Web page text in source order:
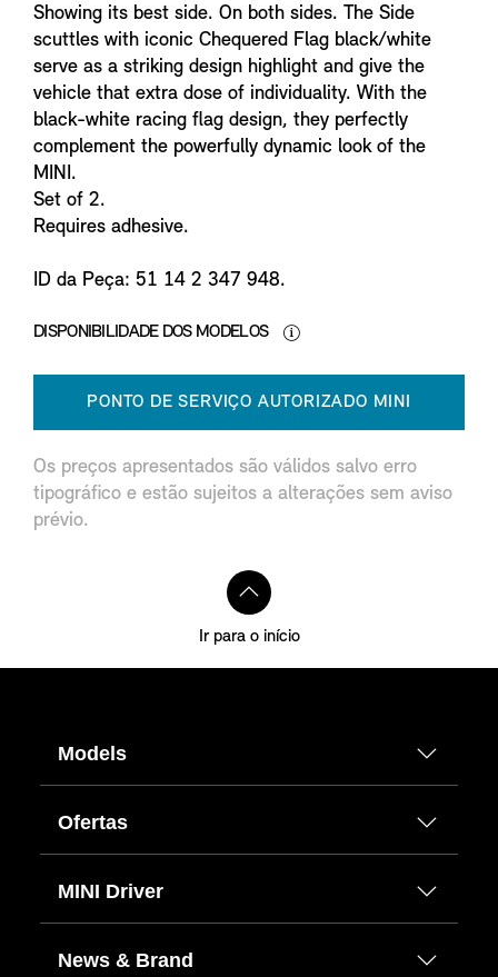
Showing its best side. On both sides. The Side
scuttles with iconic Chequered Flag black/white
serve as a striking design highlight and give the
vehicle that extra dose of individuality. With the
black-white racing flag design, they perfectly
complement the powerfully dynamic look of the
MINI.
Set of 2.
Requires adhesive.
ID da Peça: 51 14 2 347 948.
DISPONIBILIDADE DOS MODELOS
PONTO DE SERVIÇO AUTORIZADO MINI
Os preços apresentados são válidos salvo erro
tipográfico e estão sujeitos a alterações sem aviso
prévio.
Ir para o início
Models
Ofertas
MINI Driver
News & Brand